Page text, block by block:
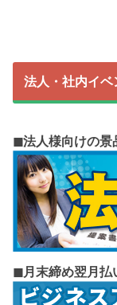
法人・社内イベ
◼︎法人様向けの景
◼︎月末締め翌月払